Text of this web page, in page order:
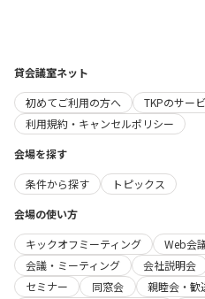
貸会議室ネット
初めてご利用の方へ
TKPのサー
利用規約・キャンセルポリシー
会場を探す
条件から探す
トピックス
会場の使い方
キックオフミーティング
Web会
会議・ミーティング
会社説明会
セミナー
同窓会 親睦会・歓